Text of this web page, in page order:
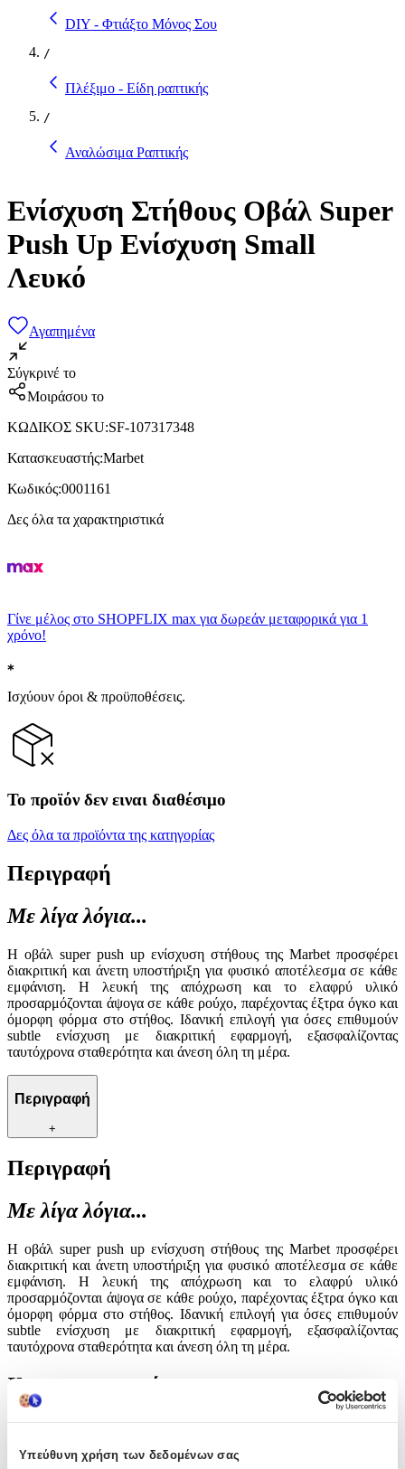
Υπεύθυνη χρήση των δεδομένων σας
DIY - Φτιάξτο Μόνος Σου
/
Πλέξιμο - Είδη ραπτικής
/
Αναλώσιμα Ραπτικής
Ενίσχυση Στήθους Οβάλ Super
Push Up Ενίσχυση Small
Λευκό
Αγαπημένα
Σύγκρινέ το
Μοιράσου το
ΚΩΔΙΚΟΣ SKU:SF-107317348
Κατασκευαστής:Marbet
Κωδικός:0001161
Δες όλα τα χαρακτηριστικά
Γίνε μέλος στο SHOPFLIX max για δωρεάν μεταφορικά για 1
χρόνο!
Ισχύουν όροι & προϋποθέσεις.
Το προϊόν δεν ειναι διαθέσιμο
Δες όλα τα προϊόντα της κατηγορίας
Περιγραφή
Με λίγα λόγια...
Η οβάλ super push up ενίσχυση στήθους της Marbet προσφέρει
διακριτική και άνετη υποστήριξη για φυσικό αποτέλεσμα σε κάθε
εμφάνιση. Η λευκή της απόχρωση και το ελαφρύ υλικό
προσαρμόζονται άψογα σε κάθε ρούχο, παρέχοντας έξτρα όγκο και
όμορφη φόρμα στο στήθος. Ιδανική επιλογή για όσες επιθυμούν
subtle ενίσχυση με διακριτική εφαρμογή, εξασφαλίζοντας
ταυτόχρονα σταθερότητα και άνεση όλη τη μέρα.
Περιγραφή
+
Περιγραφή
Με λίγα λόγια...
Η οβάλ super push up ενίσχυση στήθους της Marbet προσφέρει
διακριτική και άνετη υποστήριξη για φυσικό αποτέλεσμα σε κάθε
εμφάνιση. Η λευκή της απόχρωση και το ελαφρύ υλικό
προσαρμόζονται άψογα σε κάθε ρούχο, παρέχοντας έξτρα όγκο και
όμορφη φόρμα στο στήθος. Ιδανική επιλογή για όσες επιθυμούν
subtle ενίσχυση με διακριτική εφαρμογή, εξασφαλίζοντας
ταυτόχρονα σταθερότητα και άνεση όλη τη μέρα.
Χαρακτηριστικά
Κατασκευαστής:
Marbet